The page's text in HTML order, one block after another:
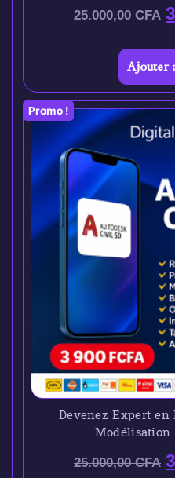
25.000,00CFA
Ajouter
Promo !
Devenez Expert
Modélisation
25.000,00CFA